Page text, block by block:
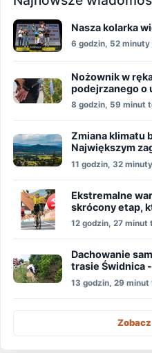
Nasza kolarka
6 godzin, 52 minuty
Nożownik w
podejrzanego o
8 godzin, 59 minut
Zmiana klimatu
Największym
wody
11 godzin, 32
Ekstremalne
skrócony etap,
12 godzin, 27 minut
Dachowanie
trasie Świdnica
13 godzin, 29 minut